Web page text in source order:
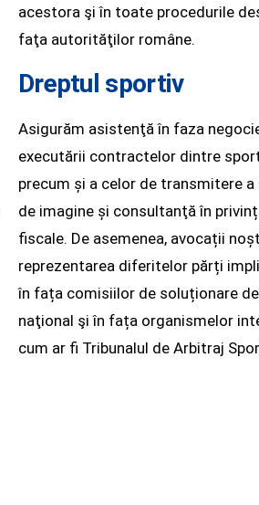
acestora şi în toate procedurile
faţa autorităţilor române.
Dreptul sportiv
Asigurăm asistenţă în faza
executării contractelor dintre
precum și a celor de transmitere
de imagine și consultanţă în
fiscale. De asemenea, avocații
reprezentarea diferitelor părți
în fața comisiilor de soluționare
naţional şi în fața organismelor
cum ar fi Tribunalul de Arbitraj